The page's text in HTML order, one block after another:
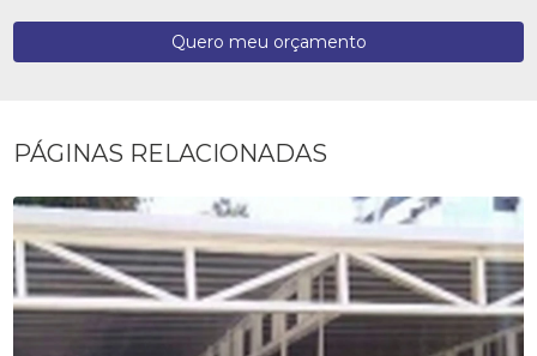
Quero meu orçamento
PÁGINAS RELACIONADAS